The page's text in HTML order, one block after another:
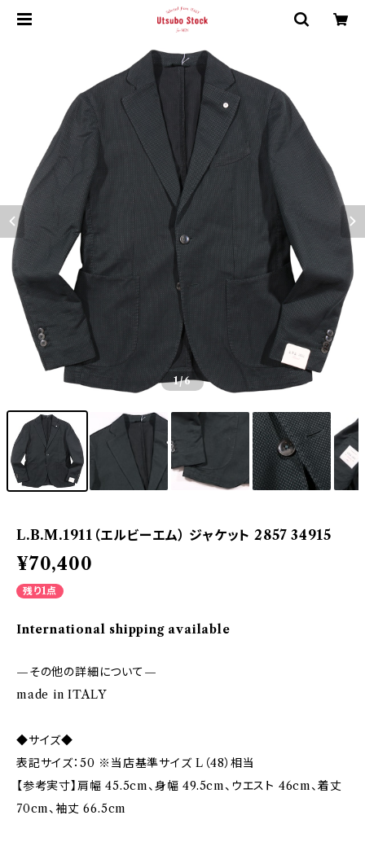
1/6
L.B.M.1911（エルビーエム） ジャケット 2857 34915
¥70,400
残り1点
International shipping available
—その他の詳細について—
made in ITALY
◆サイズ◆
表記サイズ：50 ※当店基準サイズ L（48）相当
【参考実寸】肩幅 45.5cm、身幅 49.5cm、ウエスト 46cm、着丈
70cm、袖丈 66.5cm